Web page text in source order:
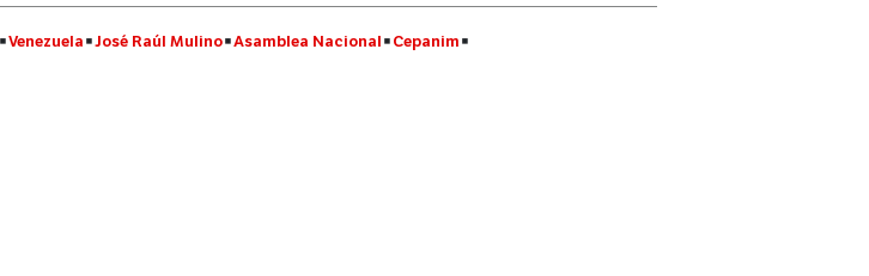
Venezuela José Raúl Mulino Asamblea Nacional Cepanim